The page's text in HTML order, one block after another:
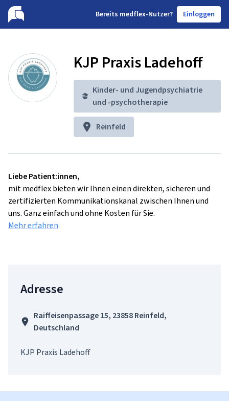
Bereits medflex-Nutzer? Einloggen
KJP Praxis Ladehoff
Kinder- und Jugendpsychiatrie
und -psychotherapie
Reinfeld
Liebe Patient:innen,
mit medflex bieten wir Ihnen einen direkten, sicheren und
zertifizierten Kommunikationskanal zwischen Ihnen und
uns. Ganz einfach und ohne Kosten für Sie.
Mehr erfahren
Adresse
Raiffeisenpassage 15, 23858 Reinfeld,
Deutschland
KJP Praxis Ladehoff